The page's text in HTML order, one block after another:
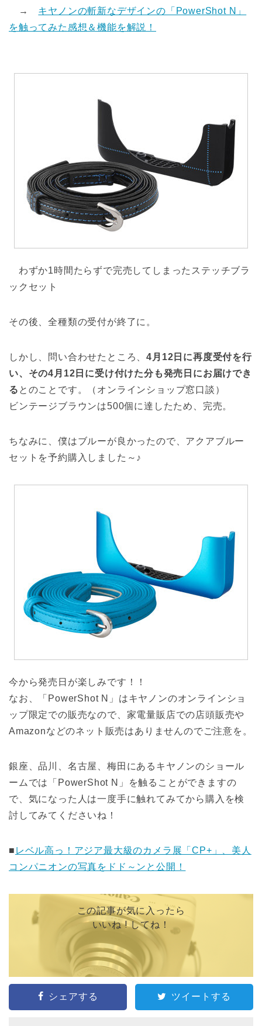
→ キヤノンの斬新なデザインの「PowerShot N」
を触ってみた感想＆機能を解説！
わずか1時間たらずで完売してしまったステッチブラ
ックセット
その後、全種類の受付が終了に。
しかし、問い合わせたところ、4月12日に再度受付を行
い、その4月12日に受け付けた分も発売日にお届けでき
る とのことです。（オンラインショップ窓口談）
ビンテージブラウンは500個に達したため、完売。
ちなみに、僕はブルーが良かったので、アクアブルー
セットを予約購入しました～♪
今から発売日が楽しみです！！
なお、「PowerShot N」はキヤノンのオンラインショ
ップ限定での販売なので、家電量販店での店頭販売や
Amazonなどのネット販売はありませんのでご注意を。
銀座、品川、名古屋、梅田にあるキヤノンのショール
ームでは「PowerShot N」を触ることができますの
で、気になった人は一度手に触れてみてから購入を検
討してみてくださいね！
■ レベル高っ！アジア最大級のカメラ展「CP+」、美人
コンパニオンの写真をドド～ンと公開！
この記事が気に入ったら
いいね ! してね！
シェアする ツイートする